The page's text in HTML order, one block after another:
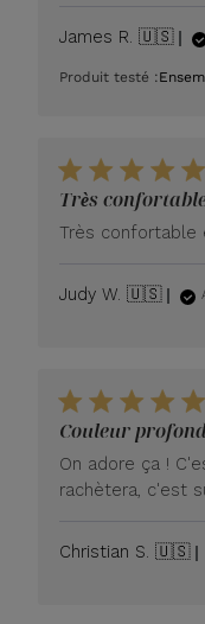
James R. 🇺🇸
Produit testé :
Très
Très confortable
Judy W. 🇺🇸
Couleur
On adore ça !
rachètera, c'est
Christian S. 🇺🇸